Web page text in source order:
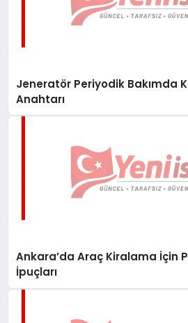
Jeneratör Periyodik Bakımda
Anahtarı
Ankara’da Araç Kiralama İçin
İpuçları